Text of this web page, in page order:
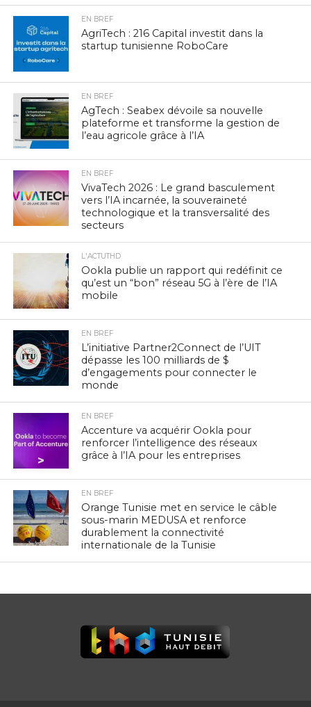
EN BREF
AgriTech : 216 Capital investit dans la
startup tunisienne RoboCare
EN BREF
AgTech : Seabex dévoile sa nouvelle
plateforme et transforme la gestion de
l’eau agricole grâce à l’IA
EN BREF
VivaTech 2026 : Le grand basculement
vers l’IA incarnée, la souveraineté
technologique et la transversalité des
secteurs
L'ACTUTHD
Ookla publie un rapport qui redéfinit ce
qu’est un “bon” réseau 5G à l’ère de l’IA
mobile
EN BREF
L’initiative Partner2Connect de l’UIT
dépasse les 100 milliards de $
d’engagements pour connecter le
monde
EN BREF
Accenture va acquérir Ookla pour
renforcer l’intelligence des réseaux
grâce à l’IA pour les entreprises
EN BREF
Orange Tunisie met en service le câble
sous-marin MEDUSA et renforce
durablement la connectivité
internationale de la Tunisie